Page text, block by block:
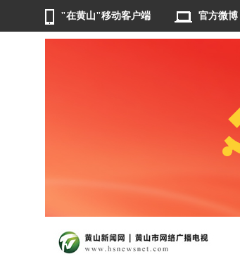
"在黄山"移动客户端 官方微博